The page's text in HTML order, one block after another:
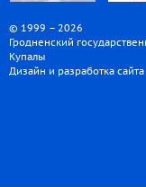
© 1999 – 2026
Гродненский
Купалы
Дизайн и разработка